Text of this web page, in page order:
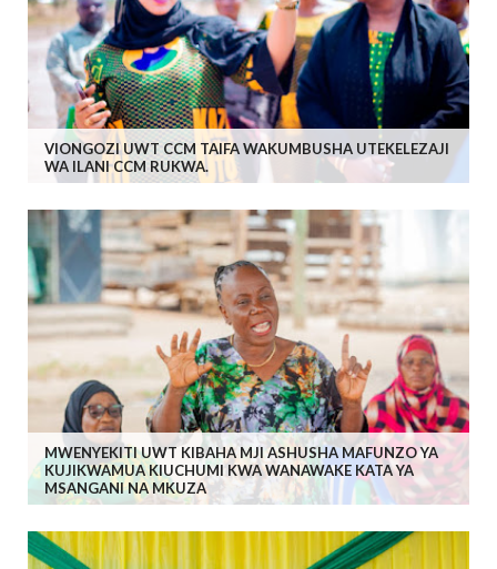
VIONGOZI UWT CCM TAIFA WAKUMBUSHA UTEKELEZAJI
WA ILANI CCM RUKWA.
MWENYEKITI UWT KIBAHA MJI ASHUSHA MAFUNZO YA
KUJIKWAMUA KIUCHUMI KWA WANAWAKE KATA YA
MSANGANI NA MKUZA